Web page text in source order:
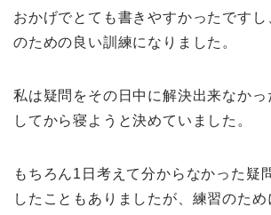
おかげでとても書きやすかったですし
のための良い訓練になりました。
私は疑問をその日中に解決出来なかっ
してから寝ようと決めていました。
もちろん1日考えて分からなかった疑
したこともありましたが、練習のた